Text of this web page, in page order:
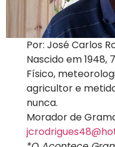
Por: José Carlos
Nascido em 1948,
Físico,
agricultor e
nunca.
Morador de